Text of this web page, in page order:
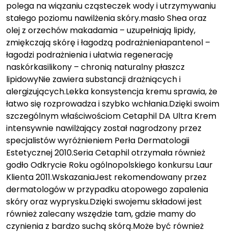
polega na wiązaniu cząsteczek wody i utrzymywaniu
stałego poziomu nawilżenia skóry.masło Shea oraz
olej z orzechów makadamia – uzupełniają lipidy,
zmiękczają skórę i łagodzą podrażnieniapantenol –
łagodzi podrażnienia i ułatwia regenerację
naskórkasilikony – chronią naturalny płaszcz
lipidowyNie zawiera substancji drażniących i
alergizujących.Lekka konsystencja kremu sprawia, że
łatwo się rozprowadza i szybko wchłania.Dzięki swoim
szczególnym właściwościom Cetaphil DA Ultra Krem
intensywnie nawilżający został nagrodzony przez
specjalistów wyróżnieniem Perła Dermatologii
Estetycznej 2010.Seria Cetaphil otrzymała również
godło Odkrycie Roku ogólnopolskiego konkursu Laur
Klienta 2011.WskazaniaJest rekomendowany przez
dermatologów w przypadku atopowego zapalenia
skóry oraz wyprysku.Dzięki swojemu składowi jest
również zalecany wszędzie tam, gdzie mamy do
czynienia z bardzo suchą skórą.Może być również